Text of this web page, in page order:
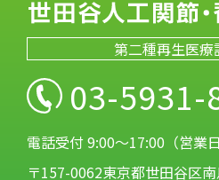
第二種再生医療
03-5931-
電話受付 9:00～17:00（営業日
〒157-0062東京都世田谷区